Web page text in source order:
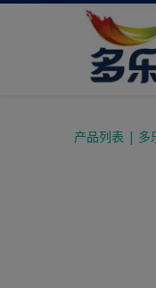
产品列表 | 多